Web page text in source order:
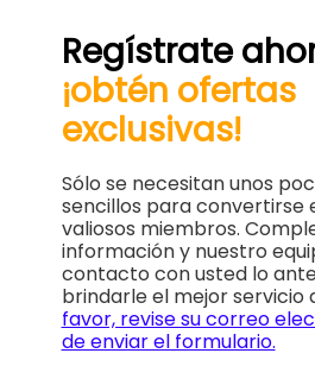
Regístrate
¡obtén ofertas
exclusivas!
Sólo se necesitan unos
sencillos para convertirse
valiosos miembros.
información y nuestro
contacto con usted lo
brindarle el mejor servicio
favor, revise su correo
de enviar el formulario.